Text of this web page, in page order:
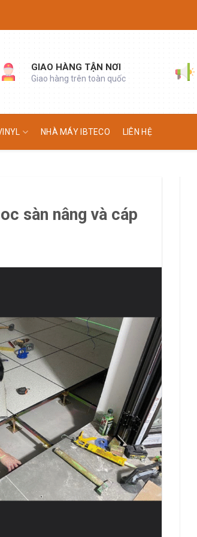
GIAO HÀNG TẬN NƠI
Giao hàng trên toàn quốc
NHÀ MÁY IBTECO LIÊN HỆ
sàn nâng và cáp